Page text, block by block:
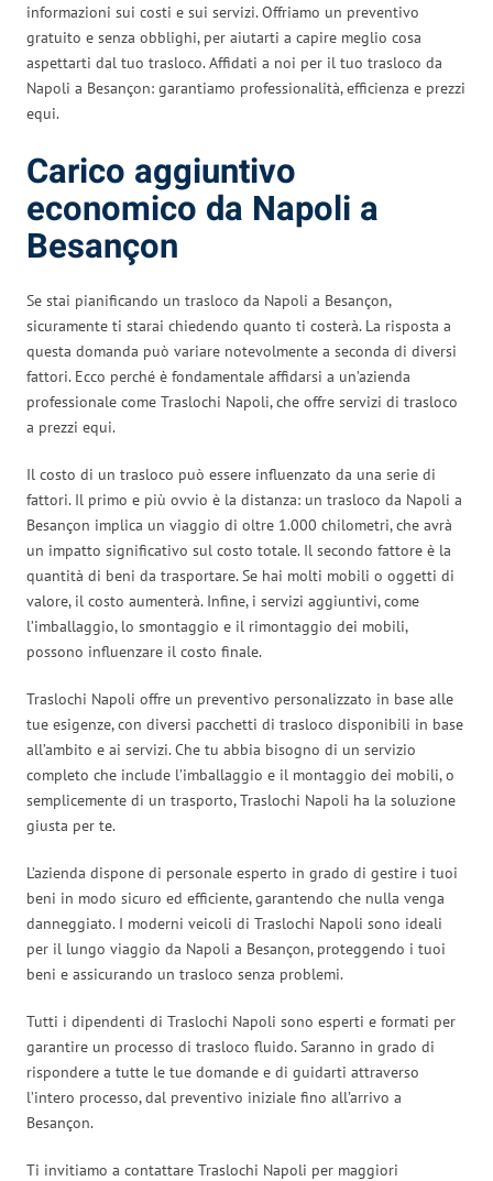
informazioni sui costi e sui servizi. Offriamo un preventivo
gratuito e senza obblighi, per aiutarti a capire meglio cosa
aspettarti dal tuo trasloco. Affidati a noi per il tuo trasloco da
Napoli a Besançon: garantiamo professionalità, efficienza e prezzi
equi.
Carico aggiuntivo
economico da Napoli a
Besançon
Se stai pianificando un trasloco da Napoli a Besançon,
sicuramente ti starai chiedendo quanto ti costerà. La risposta a
questa domanda può variare notevolmente a seconda di diversi
fattori. Ecco perché è fondamentale affidarsi a un’azienda
professionale come Traslochi Napoli, che offre servizi di trasloco
a prezzi equi.
Il costo di un trasloco può essere influenzato da una serie di
fattori. Il primo e più ovvio è la distanza: un trasloco da Napoli a
Besançon implica un viaggio di oltre 1.000 chilometri, che avrà
un impatto significativo sul costo totale. Il secondo fattore è la
quantità di beni da trasportare. Se hai molti mobili o oggetti di
valore, il costo aumenterà. Infine, i servizi aggiuntivi, come
l’imballaggio, lo smontaggio e il rimontaggio dei mobili,
possono influenzare il costo finale.
Traslochi Napoli offre un preventivo personalizzato in base alle
tue esigenze, con diversi pacchetti di trasloco disponibili in base
all’ambito e ai servizi. Che tu abbia bisogno di un servizio
completo che include l’imballaggio e il montaggio dei mobili, o
semplicemente di un trasporto, Traslochi Napoli ha la soluzione
giusta per te.
L’azienda dispone di personale esperto in grado di gestire i tuoi
beni in modo sicuro ed efficiente, garantendo che nulla venga
danneggiato. I moderni veicoli di Traslochi Napoli sono ideali
per il lungo viaggio da Napoli a Besançon, proteggendo i tuoi
beni e assicurando un trasloco senza problemi.
Tutti i dipendenti di Traslochi Napoli sono esperti e formati per
garantire un processo di trasloco fluido. Saranno in grado di
rispondere a tutte le tue domande e di guidarti attraverso
l’intero processo, dal preventivo iniziale fino all’arrivo a
Besançon.
Ti invitiamo a contattare Traslochi Napoli per maggiori